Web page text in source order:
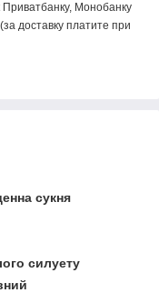
Приватбанку, Монобанку
доставку платите при
сукня
силуету